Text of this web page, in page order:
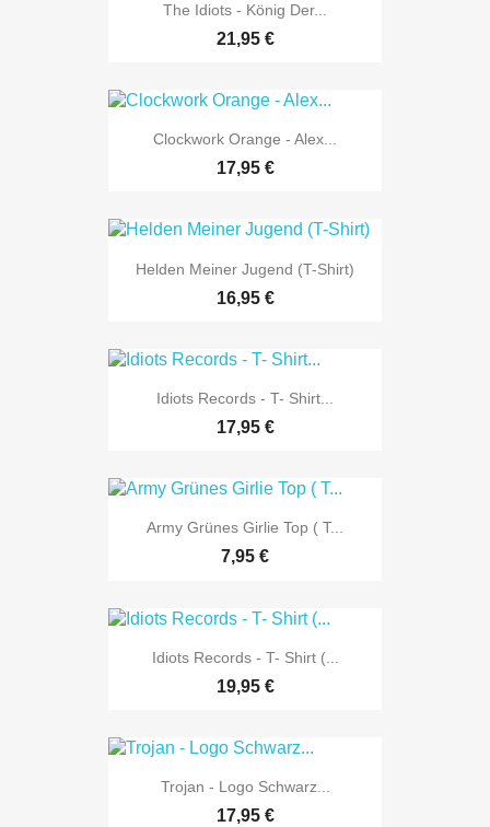
The Idiots - König Der...
21,95 €
Clockwork Orange - Alex...
17,95 €
Helden Meiner Jugend (T-Shirt)
16,95 €
Idiots Records - T- Shirt...
17,95 €
Army Grünes Girlie Top ( T...
7,95 €
Idiots Records - T- Shirt (...
19,95 €
Trojan - Logo Schwarz...
17,95 €